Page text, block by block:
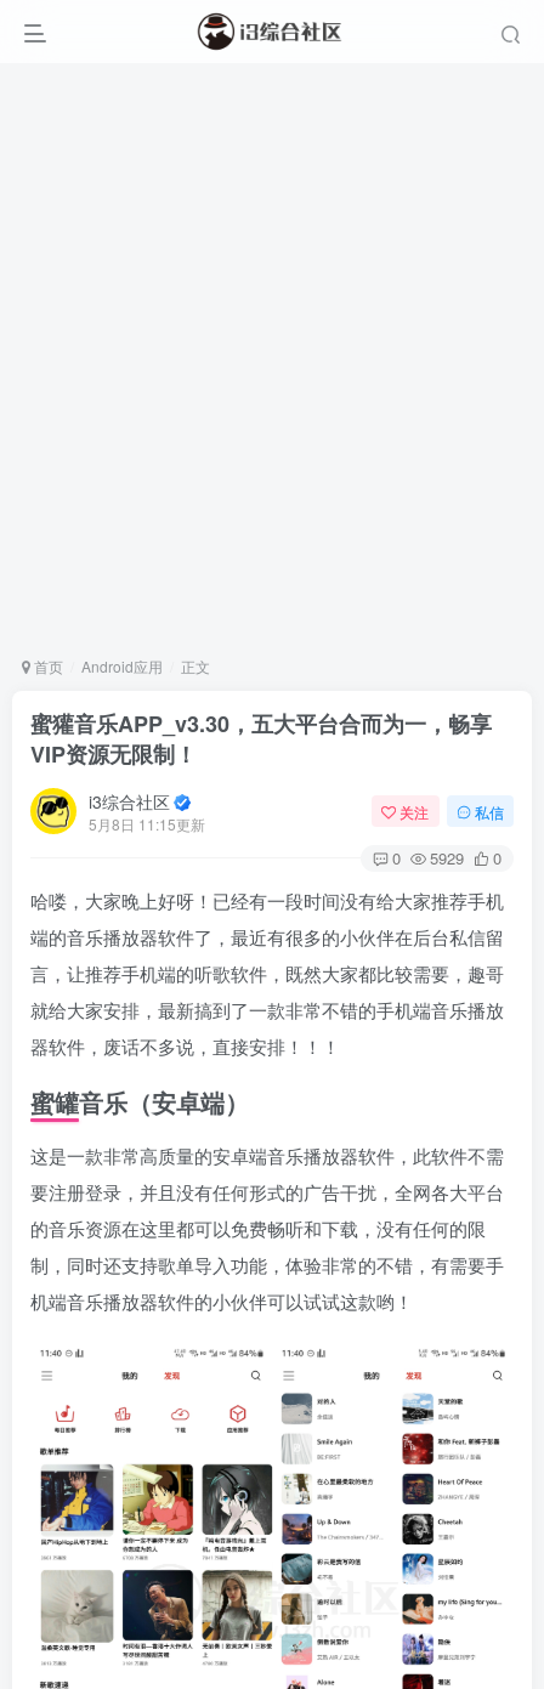
首页 Android应用 正文
蜜獾音乐APP_v3.30，五大平台合而为一，畅享
VIP资源无限制！
i3综合社区
5月8日 11:15更新
关注 私信
0 5929 0
哈喽，大家晚上好呀！已经有一段时间没有给大家推荐手机
端的音乐播放器软件了，最近有很多的小伙伴在后台私信留
言，让推荐手机端的听歌软件，既然大家都比较需要，趣哥
就给大家安排，最新搞到了一款非常不错的手机端音乐播放
器软件，废话不多说，直接安排！！！
蜜罐音乐（安卓端）
这是一款非常高质量的安卓端音乐播放器软件，此软件不需
要注册登录，并且没有任何形式的广告干扰，全网各大平台
的音乐资源在这里都可以免费畅听和下载，没有任何的限
制，同时还支持歌单导入功能，体验非常的不错，有需要手
机端音乐播放器软件的小伙伴可以试试这款哟！